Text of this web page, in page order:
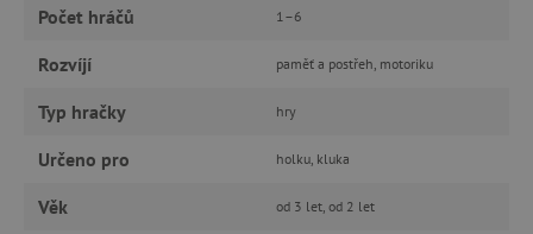
Počet hráčů 1–6
Rozvíjí paměť a postřeh, motoriku
Typ hračky hry
Určeno pro holku, kluka
Věk od 3 let, od 2 let
Funkční soubory
Nezbytně nutné soubory cookie umožňují